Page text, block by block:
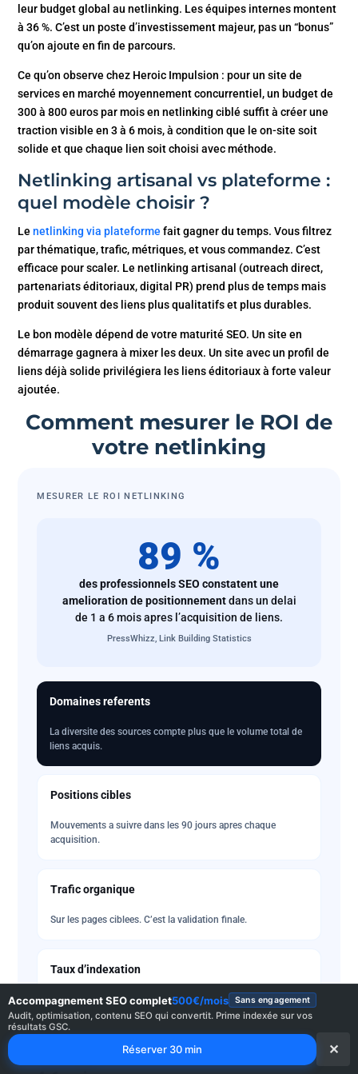
Accompagnement SEO complet500€/mois Sans engagement
Audit, optimisation, contenu SEO qui convertit. Prime indexée sur vos
résultats GSC.
Réserver 30 min ✕
leur budget global au netlinking. Les équipes internes montent
à 36 %. C’est un poste d’investissement majeur, pas un “bonus”
qu’on ajoute en fin de parcours.
Ce qu’on observe chez Heroic Impulsion : pour un site de
services en marché moyennement concurrentiel, un budget de
300 à 800 euros par mois en netlinking ciblé suffit à créer une
traction visible en 3 à 6 mois, à condition que le on-site soit
solide et que chaque lien soit choisi avec méthode.
Netlinking artisanal vs plateforme :
quel modèle choisir ?
Lenetlinking via plateforme fait gagner du temps. Vous filtrez
par thématique, trafic, métriques, et vous commandez. C’est
efficace pour scaler. Le netlinking artisanal (outreach direct,
partenariats éditoriaux, digital PR) prend plus de temps mais
produit souvent des liens plus qualitatifs et plus durables.
Le bon modèle dépend de votre maturité SEO. Un site en
démarrage gagnera à mixer les deux. Un site avec un profil de
liens déjà solide privilégiera les liens éditoriaux à forte valeur
ajoutée.
Comment mesurer le ROI de
votre netlinking
MESURER LE ROI NETLINKING
89 %
des professionnels SEO constatent une
amelioration de positionnementdans un delai
de 1 a 6 mois apres l’acquisition de liens.
PressWhizz, Link Building Statistics
Domaines referents
La diversite des sources compte plus que le volume total de
liens acquis.
Positions cibles
Mouvements a suivre dans les 90 jours apres chaque
acquisition.
Trafic organique
Sur les pages ciblees. C’est la validation finale.
Taux d’indexation
Un lien non indexe apres 30 jours est un lien invisible.